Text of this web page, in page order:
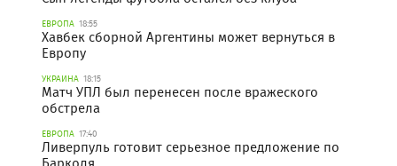
ЕВРОПА 18:55
Хавбек сборной Аргентины может вернуться в
Европу
УКРАИНА 18:15
Матч УПЛ был перенесен после вражеского
обстрела
ЕВРОПА 17:40
Ливерпуль готовит серьезное предложение по